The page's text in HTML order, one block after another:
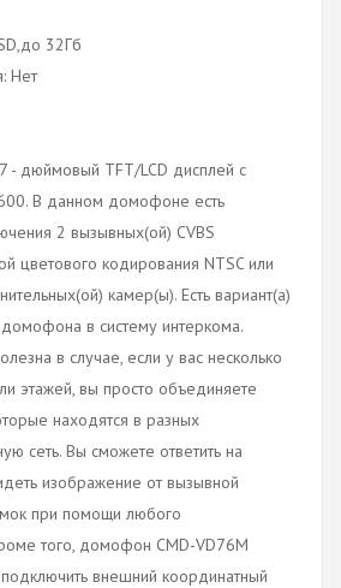
32Гб
Нет
- дюймовый TFT/LCD дисплей с
В данном домофоне есть
2 вызывных(ой) CVBS
цветового кодирования NTSC или
камер(ы). Есть вариант(а)
в систему интеркома.
в случае, если у вас несколько
этажей, вы просто объединяете
находятся в разных
сеть. Вы сможете ответить на
изображение от вызывной
при помощи любого
того, домофон CMD-VD76M
внешний координатный